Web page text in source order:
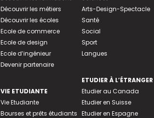
Découvrir les métiers
Découvrir les écoles
Ecole de commerce
Ecole de design
Ecole d’ingénieur
Devenir partenaire
VIE ETUDIANTE
Vie Etudiante
Bourses et prêts étudiants
Arts-Design-Spectacle
Santé
Social
Sport
Langues
ETUDIER À L’ÉTRANGER
Etudier au Canada
Etudier en Suisse
Etudier en Espagne